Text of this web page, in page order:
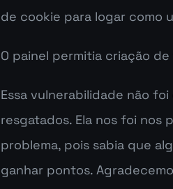
de cookie para logar como
O painel permitia criação
Essa vulnerabilidade não
resgatados. Ela nos foi nos
problema, pois sabia que
ganhar pontos.